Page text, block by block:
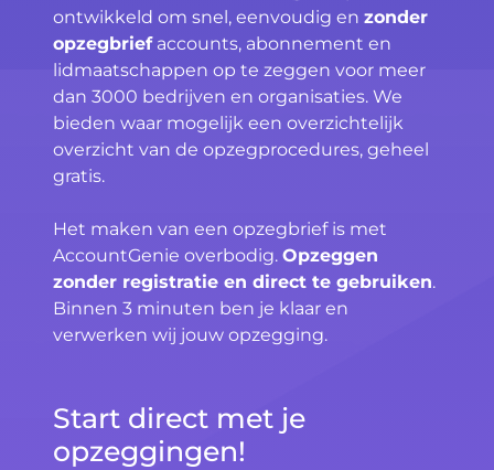
ontwikkeld om snel, eenvoudig en zonder
opzegbriefaccounts, abonnement en
lidmaatschappen op te zeggen voor meer
dan 3000 bedrijven en organisaties. We
bieden waar mogelijk een overzichtelijk
overzicht van de opzegprocedures, geheel
gratis.
Het maken van een opzegbrief is met
AccountGenie overbodig. Opzeggen
zonder registratie en direct te gebruiken.
Binnen 3 minuten ben je klaar en
verwerken wij jouw opzegging.
Start direct met je
opzeggingen!